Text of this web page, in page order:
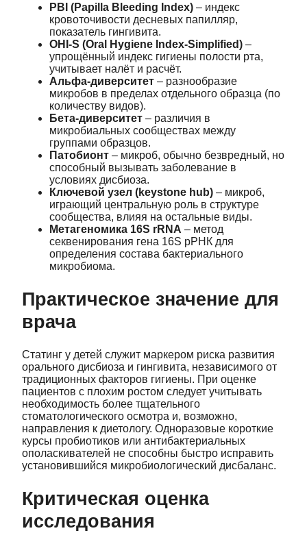
PBI (Papilla Bleeding Index) – индекс
кровоточивости десневых папилляр,
показатель гингивита.
OHI‑S (Oral Hygiene Index‑Simplified) –
упрощённый индекс гигиены полости рта,
учитывает налёт и расчёт.
Альфа‑диверситет – разнообразие
микробов в пределах отдельного образца (по
количеству видов).
Бета‑диверситет – различия в
микробиальных сообществах между
группами образцов.
Патобионт – микроб, обычно безвредный, но
способный вызывать заболевание в
условиях дисбиоза.
Ключевой узел (keystone hub) – микроб,
играющий центральную роль в структуре
сообщества, влияя на остальные виды.
Метагеномика 16S rRNA – метод
секвенирования гена 16S рРНК для
определения состава бактериального
микробиома.
Практическое значение для
врача
Статинг у детей служит маркером риска развития
орального дисбиоза и гингивита, независимого от
традиционных факторов гигиены. При оценке
пациентов с плохим ростом следует учитывать
необходимость более тщательного
стоматологического осмотра и, возможно,
направления к диетологу. Одноразовые короткие
курсы пробиотиков или антибактериальных
ополаскивателей не способны быстро исправить
установившийся микробиологический дисбаланс.
Критическая оценка
исследования